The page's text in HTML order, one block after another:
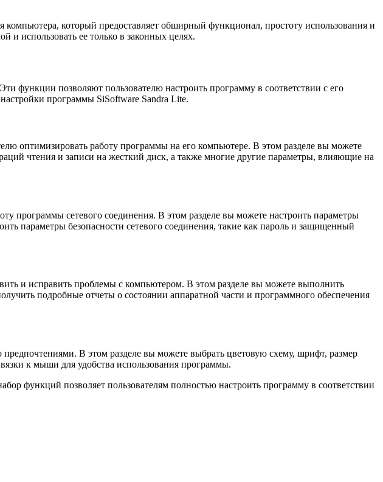
который предоставляет обширный функционал, простоту использования и
использовать ее только в законных целях.
функции позволяют пользователю настроить программу в соответствии с его
программы SiSoftware Sandra Lite.
оптимизировать работу программы на его компьютере. В этом разделе вы можете
чтения и записи на жесткий диск, а также многие другие параметры, влияющие на
программы сетевого соединения. В этом разделе вы можете настроить параметры
параметры безопасности сетевого соединения, такие как пароль и защищенный
и исправить проблемы с компьютером. В этом разделе вы можете выполнить
подробные отчеты о состоянии аппаратной части и программного обеспечения
предпочтениями. В этом разделе вы можете выбрать цветовую схему, шрифт, размер
к мыши для удобства использования программы.
функций позволяет пользователям полностью настроить программу в соответствии